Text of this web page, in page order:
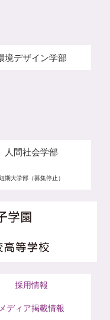
境デザイン学部
人間社会学部
期大学部（募集停止）
採用情報
メディア掲載情報